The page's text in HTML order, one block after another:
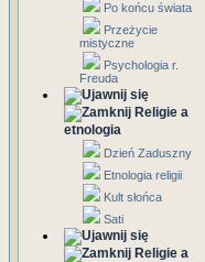
Po końcu świata
Przeżycie
mistyczne
Psychologia r.
Freuda
Religie a
etnologia
Dzień Zaduszny
Etnologia religii
Kult słońca
Sati
Religie a